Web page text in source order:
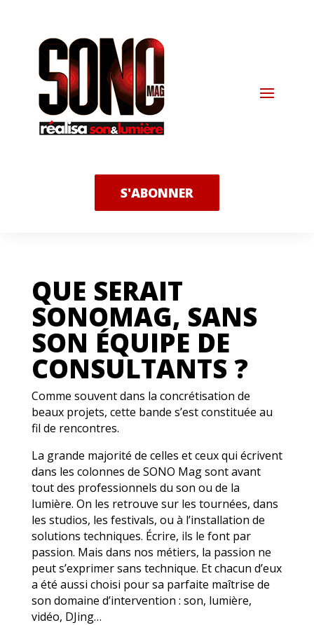
S'ABONNER
QUE SERAIT
SONOMAG, SANS
SON ÉQUIPE DE
CONSULTANTS ?
Comme souvent dans la concrétisation de
beaux projets, cette bande s’est constituée au
fil de rencontres.
La grande majorité de celles et ceux qui écrivent
dans les colonnes de SONO Mag sont avant
tout des professionnels du son ou de la
lumière. On les retrouve sur les tournées, dans
les studios, les festivals, ou à l’installation de
solutions techniques. Écrire, ils le font par
passion. Mais dans nos métiers, la passion ne
peut s’exprimer sans technique. Et chacun d’eux
a été aussi choisi pour sa parfaite maîtrise de
son domaine d’intervention : son, lumière,
vidéo, DJing…